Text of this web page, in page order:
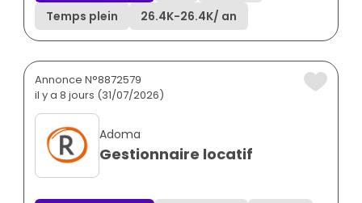
Temps plein
26.4K-26.4K/ an
Annonce N°8872579
il y a 8 jours (31/07/2026)
Adoma
Gestionnaire locatif